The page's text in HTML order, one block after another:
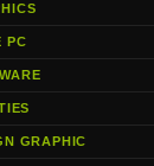
PC
GRAPHIC